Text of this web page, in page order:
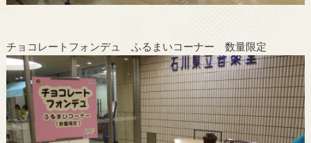
チョコレートフォンデュ ふるまいコーナー 数量限定